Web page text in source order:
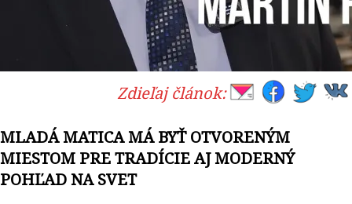
Zdieľaj článok:
MLADÁ MATICA MÁ BYŤ OTVORENÝM
MIESTOM PRE TRADÍCIE AJ MODERNÝ
POHĽAD NA SVET